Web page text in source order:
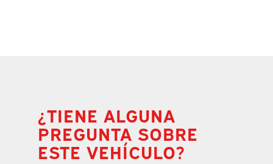
¿TIENE ALGUNA
PREGUNTA SOBRE
ESTE VEHÍCULO?